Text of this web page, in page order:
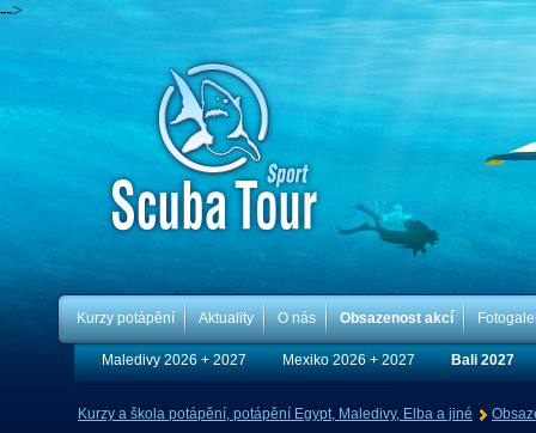
-->
Kurzy potápění Aktuality O nás Obsazenost akcí
Maledivy 2026 + 2027 Mexiko 2026 + 2027 Bali 2027
Kurzy a škola potápění, potápění Egypt, Maledivy, Elba a jiné